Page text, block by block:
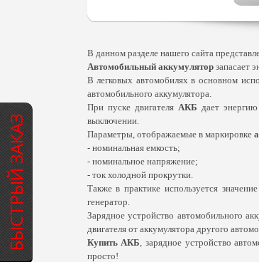
БЫСТРЫЙ ЗАКАЗ
В данном разделе нашего сайта
Автомобильный аккумуляторзапасает
В легковых автомобилях в основном
автомобильного аккумулятора.
При пуске двигателяАКБ дает
выключении.
Параметры, отображаемые в маркировке
- номинальная емкость;
- номинальное напряжение;
- ток холодной прокрутки.
Также в практике используется
генератор.
Зарядное устройство автомобильного
двигателя от аккумулятора другого
Купить АКБ, зарядное устройство
просто!